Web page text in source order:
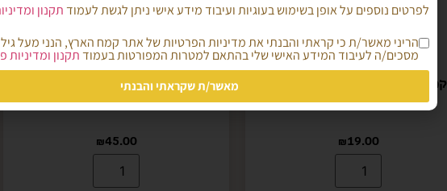
קמח איינקורן- נטחן מהגרעין
בשלמותו
₪19.00
קמח חיטה נטחן מהגרעין
בשלמותו אריזת 5 ק"ג
₪45.00
לפרטים נוספים על אופן בשימוש בעוגיות ועיבוד מידע אישי ניתן לגשת לעמודתקנון
מסכים/ה לעיבוד המידע האישי שלי בהתאם למטרות המפורטות בעמודתקנון ומדיניות
מאשר/ת שקראתי והבנתי